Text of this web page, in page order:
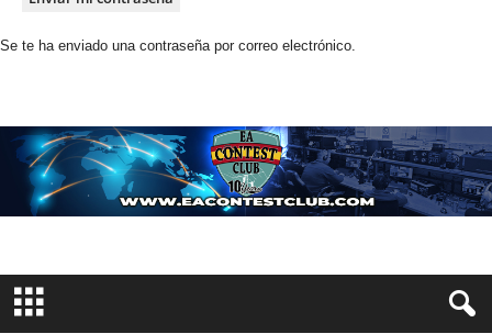
Se te ha enviado una contraseña por correo electrónico.